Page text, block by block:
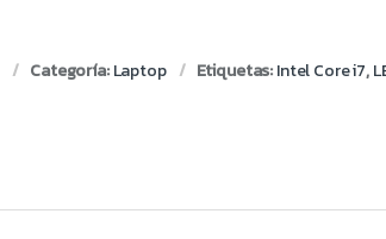
Categoría:Laptop Etiquetas:Intel Core i7,